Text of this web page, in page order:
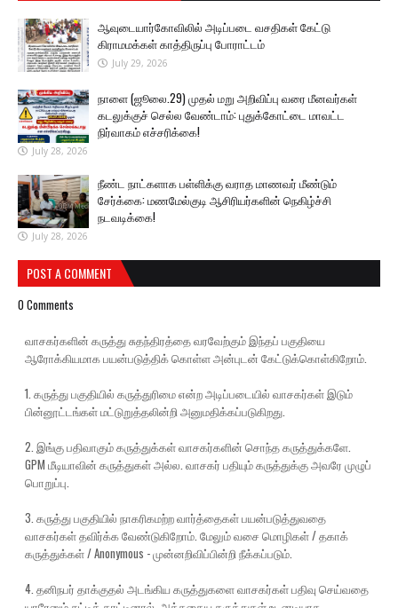
ஆவுடையார்கோவிலில் அடிப்படை வசதிகள் கேட்டு
கிராமமக்கள் காத்திருப்பு போராட்டம்
July 29, 2026
நாளை (ஜூலை.29) முதல் மறு அறிவிப்பு வரை மீனவர்கள்
கடலுக்குச் செல்ல வேண்டாம்: புதுக்கோட்டை மாவட்ட
நிர்வாகம் எச்சரிக்கை!
July 28, 2026
நீண்ட நாட்களாக பள்ளிக்கு வராத மாணவர் மீண்டும்
சேர்க்கை: மணமேல்குடி ஆசிரியர்களின் நெகிழ்ச்சி
நடவடிக்கை!
July 28, 2026
POST A COMMENT
0 Comments
வாசகர்களின் கருத்து சுதந்திரத்தை வரவேற்கும் இந்தப் பகுதியை
ஆரோக்கியமாக பயன்படுத்திக் கொள்ள அன்புடன் கேட்டுக்கொள்கிறோம்.
1. கருத்து பகுதியில் கருத்துரிமை என்ற அடிப்படையில் வாசகர்கள் இடும்
பின்னூட்டங்கள் மட்டுறுத்தலின்றி அனுமதிக்கப்படுகிறது.
2. இங்கு பதிவாகும் கருத்துக்கள் வாசகர்களின் சொந்த கருத்துக்களே.
GPM மீடியாவின் கருத்துகள் அல்ல. வாசகர் பதியும் கருத்துக்கு அவரே முழுப்
பொறுப்பு.
3. கருத்து பகுதியில் நாகரிகமற்ற வார்த்தைகள் பயன்படுத்துவதை
வாசகர்கள் தவிர்க்க வேண்டுகிறோம். மேலும் வசை மொழிகள் / தகாக்
கருத்துக்கள் / Anonymous - முன்னறிவிப்பின்றி நீக்கப்படும்.
4. தனிநபர் தாக்குதல் அடங்கிய கருத்துகளை வாசகர்கள் பதிவு செய்வதை